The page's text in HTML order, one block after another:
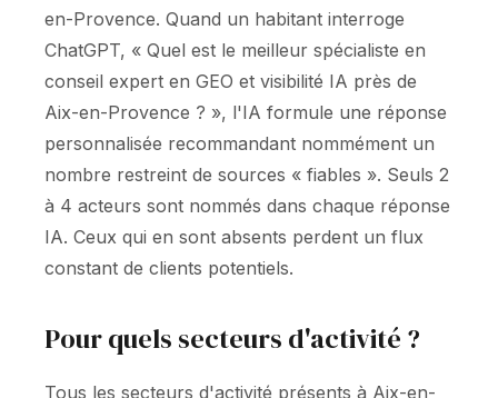
en-Provence. Quand un habitant interroge
ChatGPT, « Quel est le meilleur spécialiste en
conseil expert en GEO et visibilité IA près de
Aix-en-Provence ? », l'IA formule une réponse
personnalisée recommandant nommément un
nombre restreint de sources « fiables ». Seuls 2
à 4 acteurs sont nommés dans chaque réponse
IA. Ceux qui en sont absents perdent un flux
constant de clients potentiels.
Pour quels secteurs d'activité ?
Tous les secteurs d'activité présents à Aix-en-